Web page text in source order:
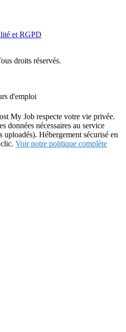
et RGPD
droits réservés.
d'emploi
My Job respecte votre vie privée.
données nécessaires au service
Hébergement sécurisé en
Voir notre politique complète